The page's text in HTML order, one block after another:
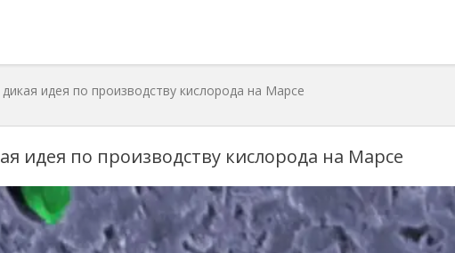
идея по производству кислорода на Марсе
идея по производству кислорода на Марсе